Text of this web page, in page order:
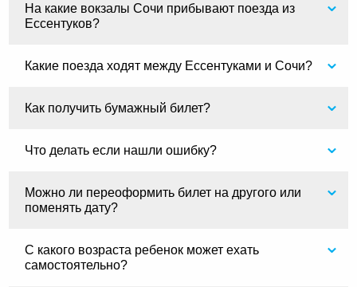
На какие вокзалы Сочи прибывают поезда из
Ессентуков?
Какие поезда ходят между Ессентуками и Сочи?
Как получить бумажный билет?
Что делать если нашли ошибку?
Можно ли переоформить билет на другого или
поменять дату?
С какого возраста ребенок может ехать
самостоятельно?